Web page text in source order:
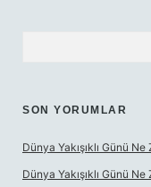
SON YORUMLAR
Dünya Yakışıklı Günü Ne
Dünya Yakışıklı Günü Ne